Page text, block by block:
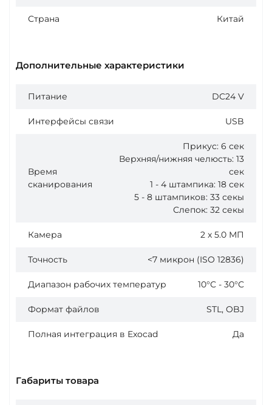
Страна Китай
Дополнительные характеристики
Питание DC24 V
Интерфейсы связи USB
Время
сканирования
Прикус: 6 сек
Верхняя/нижняя челюсть: 13
сек
1 - 4 штампика: 18 сек
5 - 8 штампиков: 33 секы
Слепок: 32 секы
Камера 2 x 5.0 МП
Точность <7 микрон (ISO 12836)
Диапазон рабочих температур 10°С - 30°С
Формат файлов STL, OBJ
Полная интеграция в Exocad Да
Габариты товара